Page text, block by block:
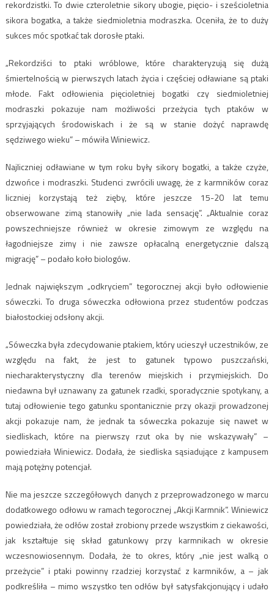
rekordzistki. To dwie czteroletnie sikory ubogie, pięcio- i sześcioletnia
sikora bogatka, a także siedmioletnia modraszka. Oceniła, że to duży
sukces móc spotkać tak dorosłe ptaki.
„Rekordziści to ptaki wróblowe, które charakteryzują się dużą
śmiertelnością w pierwszych latach życia i częściej odławiane są ptaki
młode. Fakt odłowienia pięcioletniej bogatki czy siedmioletniej
modraszki pokazuje nam możliwości przeżycia tych ptaków w
sprzyjających środowiskach i że są w stanie dożyć naprawdę
sędziwego wieku” – mówiła Winiewicz.
Najliczniej odławiane w tym roku były sikory bogatki, a także czyże,
dzwońce i modraszki. Studenci zwrócili uwagę, że z karmników coraz
liczniej korzystają też zięby, które jeszcze 15-20 lat temu
obserwowane zimą stanowiły „nie lada sensację”. „Aktualnie coraz
powszechniejsze również w okresie zimowym ze względu na
łagodniejsze zimy i nie zawsze opłacalną energetycznie dalszą
migrację” – podało koło biologów.
Jednak największym „odkryciem” tegorocznej akcji było odłowienie
sóweczki. To druga sóweczka odłowiona przez studentów podczas
białostockiej odsłony akcji.
„Sóweczka była zdecydowanie ptakiem, który ucieszył uczestników, ze
względu na fakt, że jest to gatunek typowo puszczański,
niecharakterystyczny dla terenów miejskich i przymiejskich. Do
niedawna był uznawany za gatunek rzadki, sporadycznie spotykany, a
tutaj odłowienie tego gatunku spontanicznie przy okazji prowadzonej
akcji pokazuje nam, że jednak ta sóweczka pokazuje się nawet w
siedliskach, które na pierwszy rzut oka by nie wskazywały” –
powiedziała Winiewicz. Dodała, że siedliska sąsiadujące z kampusem
mają potężny potencjał.
Nie ma jeszcze szczegółowych danych z przeprowadzonego w marcu
dodatkowego odłowu w ramach tegorocznej „Akcji Karmnik”. Winiewicz
powiedziała, że odłów został zrobiony przede wszystkim z ciekawości,
jak kształtuje się skład gatunkowy przy karmnikach w okresie
wczesnowiosennym. Dodała, że to okres, który „nie jest walką o
przeżycie” i ptaki powinny rzadziej korzystać z karmników, a – jak
podkreśliła – mimo wszystko ten odłów był satysfakcjonujący i udało